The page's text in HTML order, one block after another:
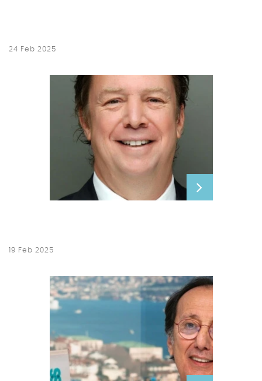
24 Feb 2025
19 Feb 2025